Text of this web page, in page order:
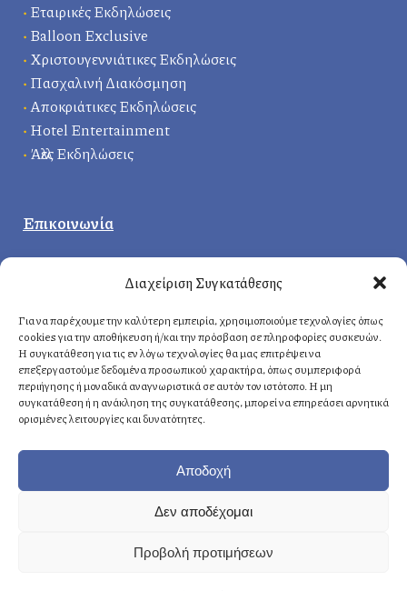
Διαχείριση Συγκατάθεσης
Για να παρέχουμε την καλύτερη εμπειρία, χρησιμοποιούμε τεχνολογίες όπως
cookies για την αποθήκευση ή/και την πρόσβαση σε πληροφορίες συσκευών.
Η συγκατάθεση για τις εν λόγω τεχνολογίες θα μας επιτρέψει να
επεξεργαστούμε δεδομένα προσωπικού χαρακτήρα, όπως συμπεριφορά
περιήγησης ή μοναδικά αναγνωριστικά σε αυτόν τον ιστότοπο. Η μη
συγκατάθεση ή η ανάκληση της συγκατάθεσης, μπορεί να επηρεάσει αρνητικά
ορισμένες λειτουργίες και δυνατότητες.
Αποδοχή
Δεν αποδέχομαι
Προβολή προτιμήσεων
• Εταιρικές Εκδηλώσεις
• Balloon Exclusive
• Χριστουγεννιάτικες Εκδηλώσεις
• Πασχαλινή Διακόσμηση
•Αποκριάτικες Εκδηλώσεις
• Hotel Entertainment
• Άλλες Εκδηλώσεις
Επικοινωνία
Δερβενακίων 1, 14121 Ηράκλειο
Αττική, Ελλάδα
Αθήνα: +30 210 8814876
Κρήτη: +30 2810 258703
: info@fasoulides.gr